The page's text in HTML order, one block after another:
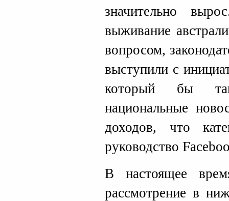
значительно
выживание
вопросом,
выступили с
который бы
национальные
доходов, что
руководство
В настоящее
рассмотрение в